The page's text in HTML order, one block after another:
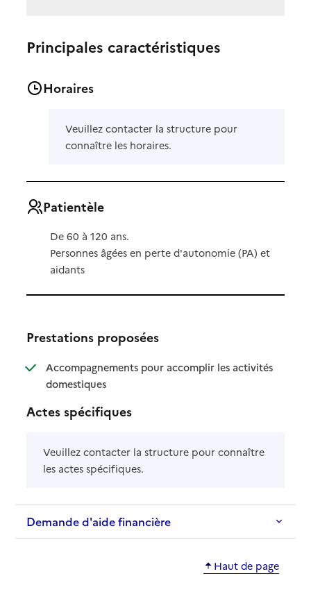
Principales caractéristiques
Horaires
Veuillez contacter la structure pour
connaître les horaires.
Patientèle
De 60 à 120 ans.
Personnes âgées en perte d'autonomie (PA) et
aidants
Prestations proposées
Accompagnements pour accomplir les activités
domestiques: disponible
: non disponible
Actes spécifiques
Veuillez contacter la structure pour connaître
les actes spécifiques.
Demande d'aide financière
Haut de page